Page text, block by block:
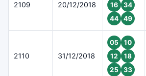
2109 20/12/2018
16
34
44
49
2110 31/12/2018
05
10
12
18
25
33